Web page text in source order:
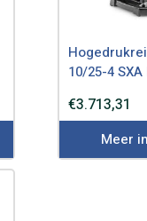
10/25-4
€3.713,31
Meer